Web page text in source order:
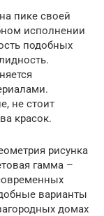
пике своей
исполнении
подобных
не стоит
красок.
рисунка
гамма –
варианты
домах